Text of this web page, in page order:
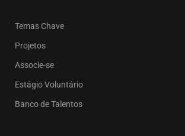
Temas Chave
Projetos
Associe-se
Estágio Voluntário
Banco de Talentos